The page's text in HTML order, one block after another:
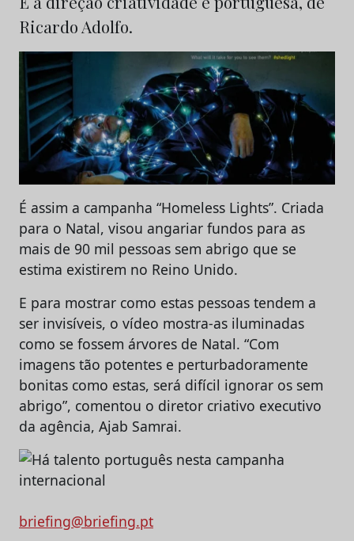
Ricardo Adolfo.
É assim a campanha “Homeless Lights”. Criada
para o Natal, visou angariar fundos para as
mais de 90 mil pessoas sem abrigo que se
estima existirem no Reino Unido.
E para mostrar como estas pessoas tendem a
ser invisíveis, o vídeo mostra-as iluminadas
como se fossem árvores de Natal. “Com
imagens tão potentes e perturbadoramente
bonitas como estas, será difícil ignorar os sem
abrigo”, comentou o diretor criativo executivo
da agência, Ajab Samrai.
briefing@briefing.pt